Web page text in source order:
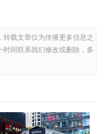
载文章仅为传播更多信息之
间联系我们修改或删除，多